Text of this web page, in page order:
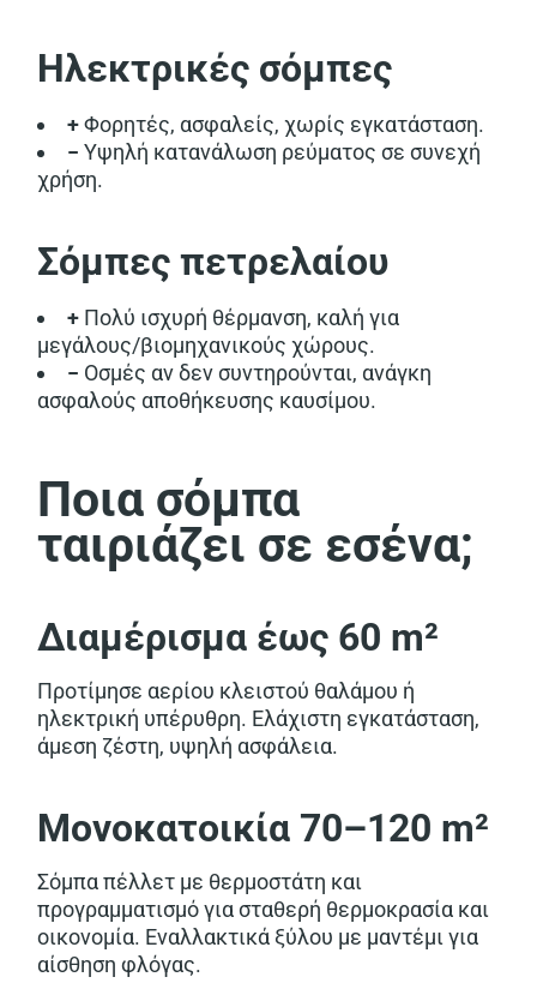
Ηλεκτρικές σόμπες
+Φορητές, ασφαλείς, χωρίς εγκατάσταση.
− Υψηλή κατανάλωση ρεύματος σε συνεχή
χρήση.
Σόμπες πετρελαίου
+ Πολύ ισχυρή θέρμανση, καλή για
μεγάλους/βιομηχανικούς χώρους.
− Οσμές αν δεν συντηρούνται, ανάγκη
ασφαλούς αποθήκευσης καυσίμου.
Ποια σόμπα
ταιριάζει σε εσένα;
Διαμέρισμα έως 60 m²
Προτίμησε αερίου κλειστού θαλάμου ή
ηλεκτρική υπέρυθρη. Ελάχιστη εγκατάσταση,
άμεση ζέστη, υψηλή ασφάλεια.
Μονοκατοικία 70–120 m²
Σόμπα πέλλετ με θερμοστάτη και
προγραμματισμό για σταθερή θερμοκρασία και
οικονομία. Εναλλακτικά ξύλου με μαντέμι για
αίσθηση φλόγας.